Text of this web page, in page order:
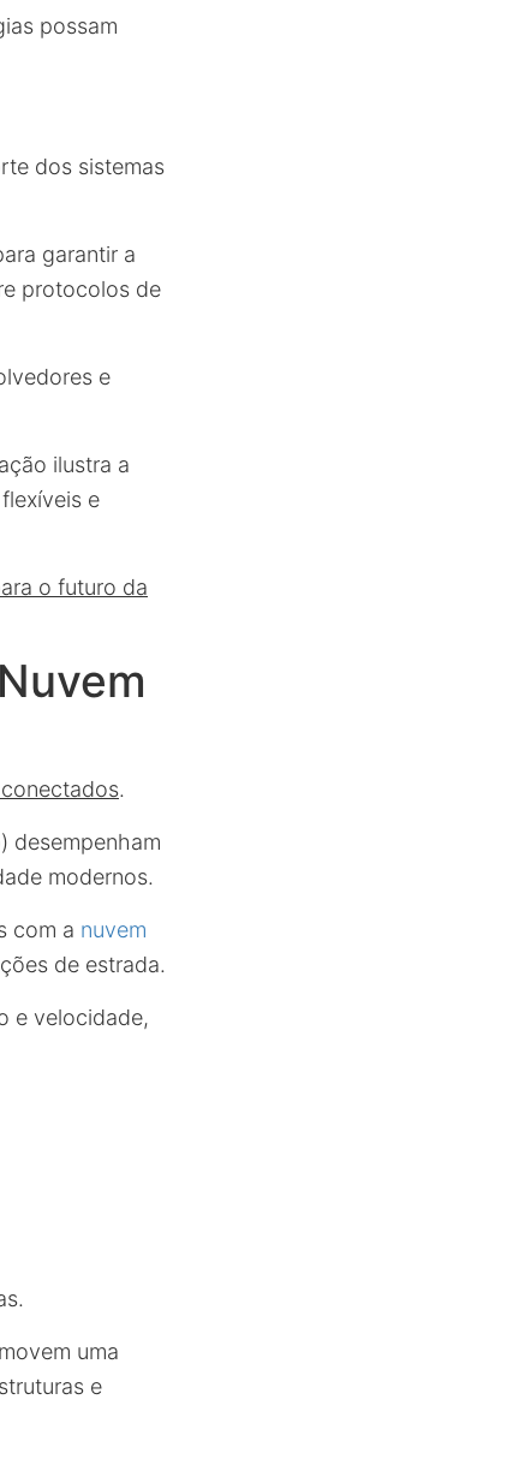
possam
dos sistemas
garantir a
protocolos de
e
ilustra a
e
o futuro da
.
desempenham
modernos.
com a nuvem
de estrada.
e velocidade,
uma
e